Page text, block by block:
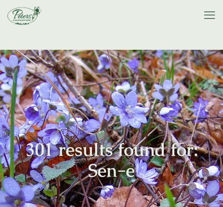
301 results found for:
Sen-e